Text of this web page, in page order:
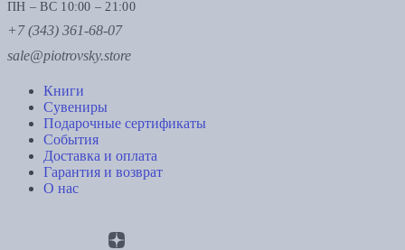
ПН – ВС 10:00 – 21:00
+7 (343) 361-68-07
sale@piotrovsky.store
Книги
Сувениры
Подарочные сертификаты
События
Доставка и оплата
Гарантия и возврат
О нас